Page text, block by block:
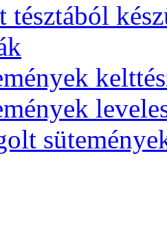
tésztából